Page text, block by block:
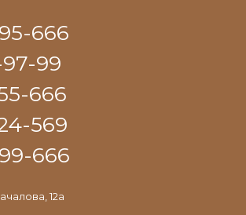
666
97-99
666
569
666
12а